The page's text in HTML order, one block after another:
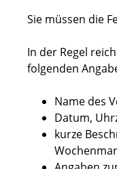
Sie müssen die
In der Regel
folgenden
Name des
Datum,
kurze